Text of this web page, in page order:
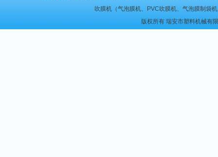
吹膜机 （气泡膜机、 PVC吹膜机、 气泡膜制袋机
版权所有 瑞安市塑料机械